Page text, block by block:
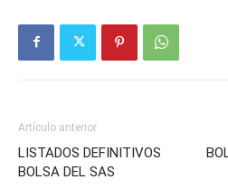
Artículo anterior
LISTADOS DEFINITIVOS
BOLSA DEL SAS